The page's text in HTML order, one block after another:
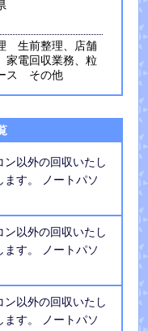
生前整理、店舗
家電回収業務、粒
ス その他
以外の回収いたし
す。 ノートパソ
以外の回収いたし
す。 ノートパソ
以外の回収いたし
す。 ノートパソ